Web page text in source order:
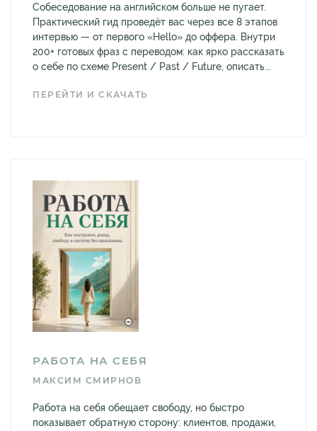
Собеседование на английском больше не пугает.
Практический гид проведёт вас через все 8 этапов
интервью — от первого «Hello» до оффера. Внутри
200+ готовых фраз с переводом: как ярко рассказать
о себе по схеме Present / Past / Future, описать...
ПЕРЕЙТИ И СКАЧАТЬ
РАБОТА НА СЕБЯ
МАКСИМ СМИРНОВ
Работа на себя обещает свободу, но быстро
показывает обратную сторону: клиентов, продажи,